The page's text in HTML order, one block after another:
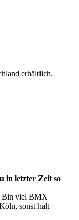
erhältlich.
in letzter Zeit so
Bin viel BMX
sonst halt